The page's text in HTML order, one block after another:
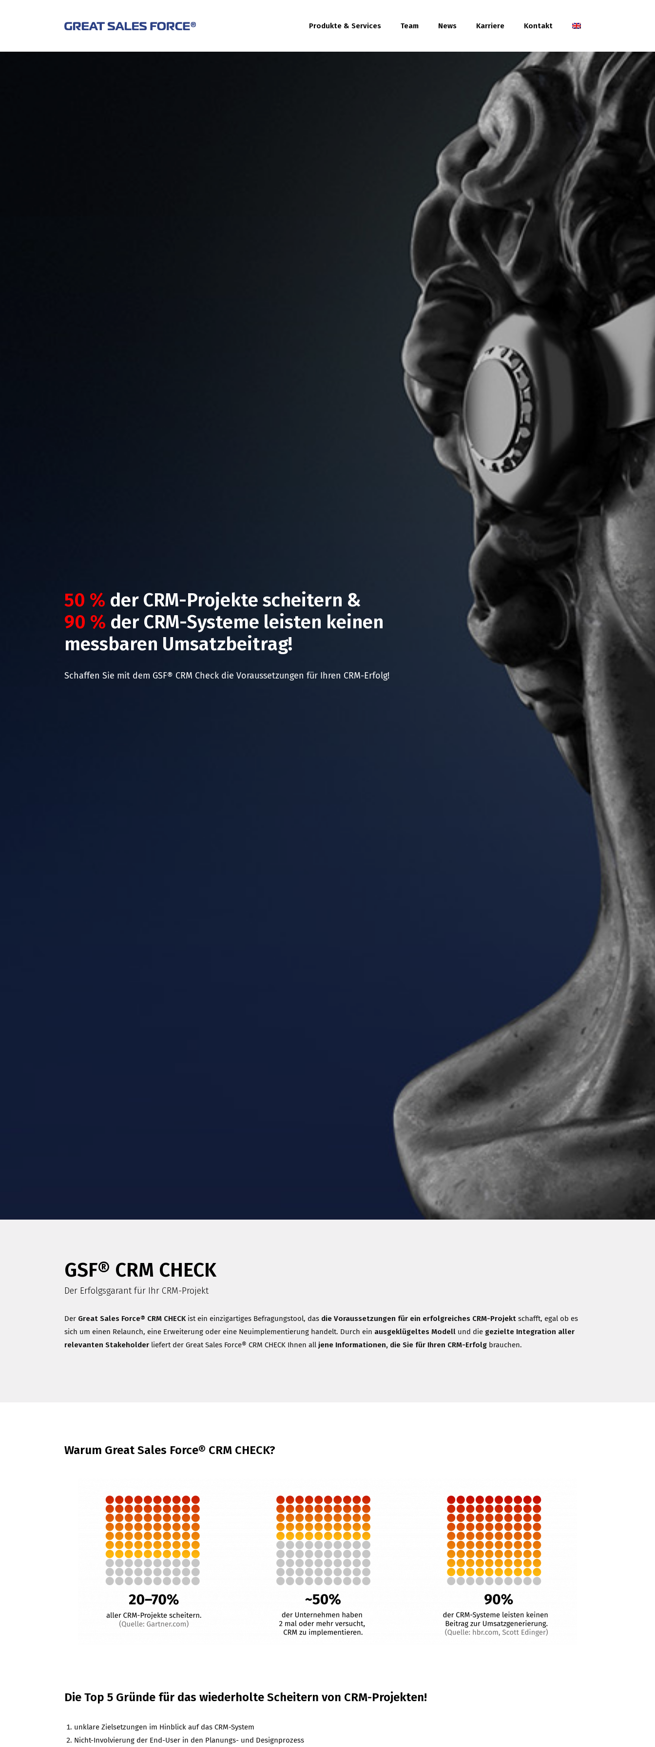
Produkte & Services Team News Karriere Kontakt
50 % der CRM-Projekte scheitern &
90 % der CRM-Systeme leisten keinen
messbaren Umsatzbeitrag!
Schaffen Sie mit dem GSF® CRM Check die Voraussetzungen für Ihren CRM-Erfolg!
GSF® CRM CHECK
Der Erfolgsgarant für Ihr CRM-Projekt
Der Great Sales Force® CRM CHECKist ein einzigartiges Befragungstool, das die Voraussetzungen für ein erfolgreiches CRM-Projekt schafft, egal ob es
sich um einen Relaunch, eine Erweiterung oder eine Neuimplementierung handelt. Durch ein ausgeklügeltes Modell und die gezielte Integration aller
relevanten Stakeholder liefert der Great Sales Force® CRM CHECK Ihnen all jene Informationen, die Sie für Ihren CRM-Erfolg brauchen.
Warum Great Sales Force® CRM CHECK?
Die Top 5 Gründe für das wiederholte Scheitern von CRM-Projekten!
unklare Zielsetzungen im Hinblick auf das CRM-System
Nicht-Involvierung der End-User in den Planungs- und Designprozess